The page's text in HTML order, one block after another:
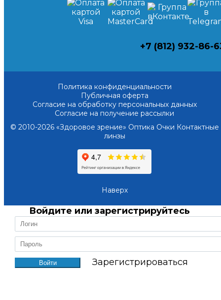
+7 (812) 932-86-
Политика конфиденциальности
Публичная оферта
Согласие на обработку персональных данных
Согласие на получение рассылки
© 2010-2026 «Здоровое зрение» Оптика Очки Контактные
линзы
Наверх
Войдите или зарегистрируйтесь
Зарегистрироваться